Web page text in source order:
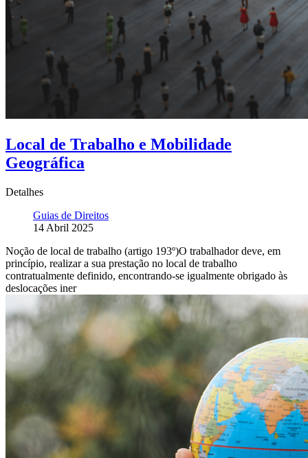
Local de Trabalho e Mobilidade
Geográfica
Detalhes
Guias de Direitos
14 Abril 2025
Noção de local de trabalho (artigo 193º)O trabalhador deve, em
princípio, realizar a sua prestação no local de trabalho
contratualmente definido, encontrando-se igualmente obrigado às
deslocações iner